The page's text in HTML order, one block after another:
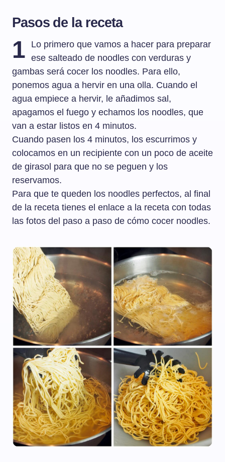
Pasos de la receta
1
Lo primero que vamos a hacer para preparar
ese salteado de noodles con verduras y
gambas será cocer los noodles. Para ello,
ponemos agua a hervir en una olla. Cuando el
agua empiece a hervir, le añadimos sal,
apagamos el fuego y echamos los noodles, que
van a estar listos en 4 minutos.
Cuando pasen los 4 minutos, los escurrimos y
colocamos en un recipiente con un poco de aceite
de girasol para que no se peguen y los
reservamos.
Para que te queden los noodles perfectos, al final
de la receta tienes el enlace a la receta con todas
las fotos del paso a paso de cómo cocer noodles.